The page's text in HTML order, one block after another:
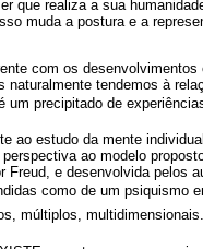
que realiza a sua
muda a postura e a
com os
tendemos à
um precipitado de
ao estudo da mente
ao modelo
e desenvolvida pelos
como de um psiquismo
múltiplos, multidimensionais.